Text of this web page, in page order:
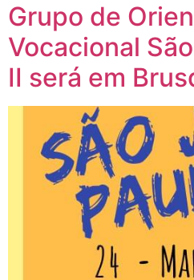
Grupo de
Vocacional
II será em